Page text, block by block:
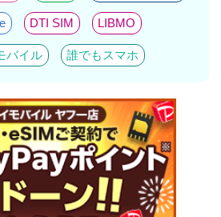
DTI SIM LIBMO
バイル 誰でもスマホ